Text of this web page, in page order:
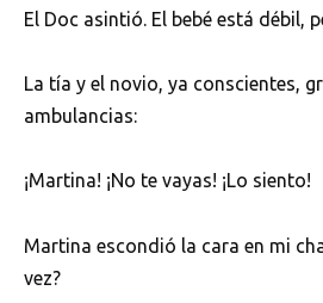
El Doc asintió. El bebé está débil,
La tía y el novio, ya conscientes,
ambulancias:
¡Martina! ¡No te vayas! ¡Lo siento!
Martina escondió la cara en mi
vez?